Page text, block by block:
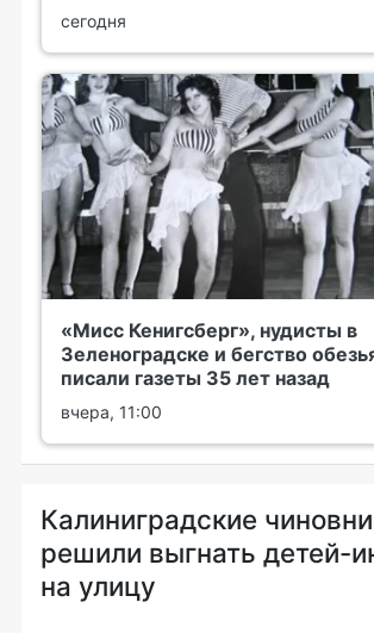
сегодня
«Мисс Кенигсберг», нудисты в
Зеленоградске и бегство
писали газеты 35 лет назад
вчера, 11:00
Калиниградские
решили выгнать детей-
на улицу